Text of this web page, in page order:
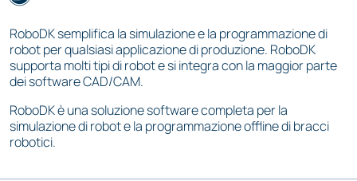
RoboDK semplifica la simulazione e la programmazione di
robot per qualsiasi applicazione di produzione. RoboDK
supporta molti tipi di robot e si integra con la maggior parte
dei software CAD/CAM.
RoboDK è una soluzione software completa per la
simulazione di robot e la programmazione offline di bracci
robotici.